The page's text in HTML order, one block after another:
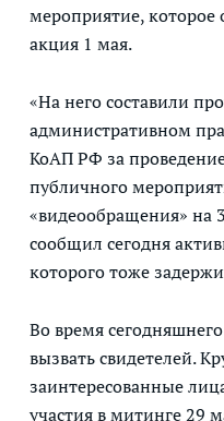
мероприятие, которое
акция 1 мая.
«На него составили
административном
КоАП РФ за
публичного
«видеообращения» на
сообщил сегодня
которого тоже
Во время
вызвать свидетелей.
заинтересованные
участия в митинге 29